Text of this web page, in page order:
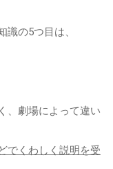
の5つ目は、
、劇場によって違い
でくわしく説明を受